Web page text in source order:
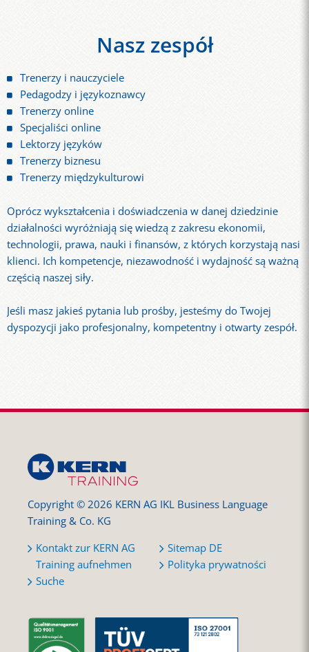
Nasz zespół
Trenerzy i nauczyciele
Pedagodzy i językoznawcy
Trenerzy online
Specjaliści online
Lektorzy języków
Trenerzy biznesu
Trenerzy międzykulturowi
Oprócz wykształcenia i doświadczenia w danej dziedzinie
działalności wyróżniają się wiedzą z zakresu ekonomii,
technologii, prawa, nauki i finansów, z których korzystają nasi
klienci. Ich kompetencje, niezawodność i wydajność są ważną
częścią naszej siły.
Jeśli masz jakieś pytania lub prośby, jesteśmy do Twojej
dyspozycji jako profesjonalny, kompetentny i otwarty zespół.
Copyright © 2026 KERN AG IKL Business Language
Training & Co. KG
Kontakt zur KERN AG
Training aufnehmen
Suche
Sitemap DE
Polityka prywatności